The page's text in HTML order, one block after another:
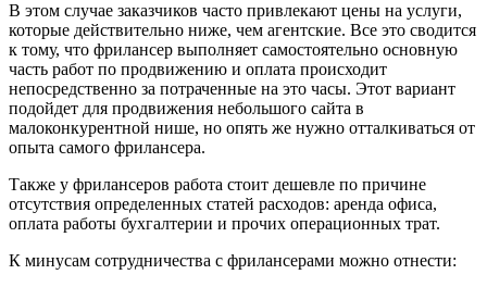
В этом случае заказчиков часто привлекают цены на услуги,
которые действительно ниже, чем агентские. Все это сводится
к тому, что фрилансер выполняет самостоятельно основную
часть работ по продвижению и оплата происходит
непосредственно за потраченные на это часы. Этот вариант
подойдет для продвижения небольшого сайта в
малоконкурентной нише, но опять же нужно отталкиваться от
опыта самого фрилансера.
Также у фрилансеров работа стоит дешевле по причине
отсутствия определенных статей расходов: аренда офиса,
оплата работы бухгалтерии и прочих операционных трат.
К минусам сотрудничества с фрилансерами можно отнести: